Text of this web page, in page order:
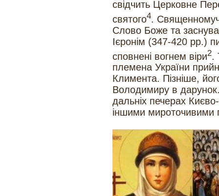
свідчить Церковне
святого4.
Слово Боже та
Ієронім (347-420 рр.)
сповнені вогнем віри2
племена України
Климента. Пізніше,
Володимиру в
дальніх печерах
іншими мироточивими